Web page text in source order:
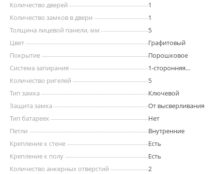
Количество дверей
1
Количество замков в двери
1
Толщина лицевой панели, мм
5
Цвет
Графитовый
Покрытие
Порошковое
Система запирания
1-сторонняя
Количество ригелей
5
Тип замка
Ключевой
Защита замка
От высверливания
Тип батареек
Нет
Петли
Внутренние
Крепление к стене
Есть
Крепление к полу
Есть
Количество анкерных отверстий
2